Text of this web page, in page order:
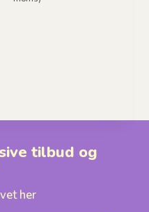
tilbud og
her